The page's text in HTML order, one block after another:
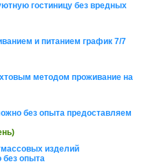
гостиницу без вредных
и питанием график 7/7
методом проживание на
без опыта предоставляем
изделий
опыта